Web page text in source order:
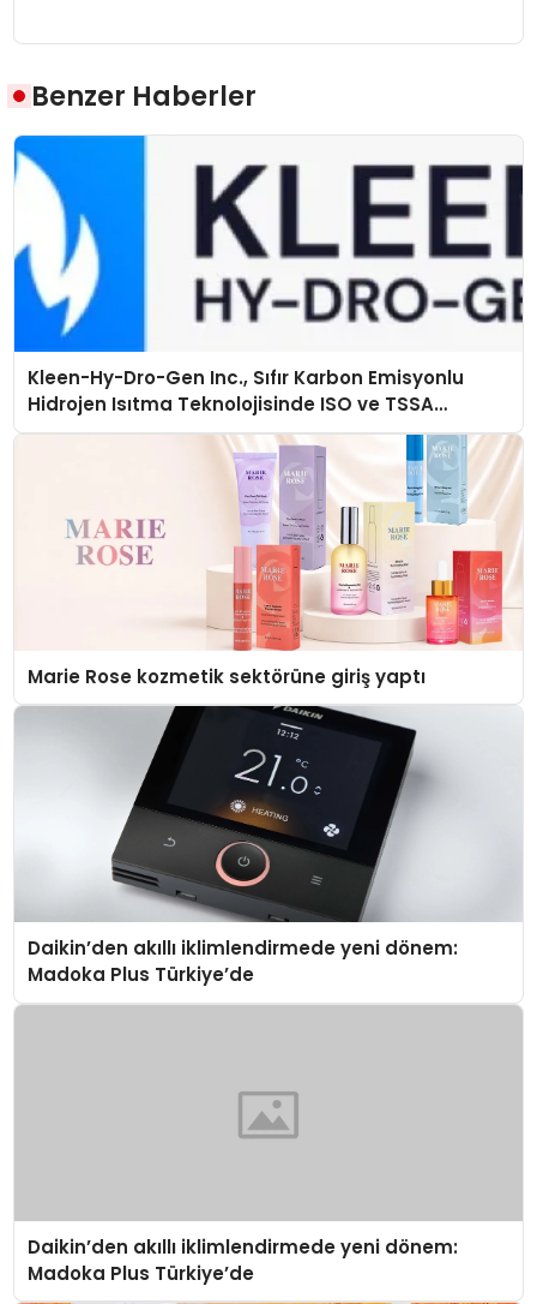
Benzer Haberler
Kleen-Hy-Dro-Gen Inc., Sıfır Karbon Emisyonlu
Hidrojen Isıtma Teknolojisinde ISO ve TSSA
Düzenleyici Onaylarını Aldı
Marie Rose kozmetik sektörüne giriş yaptı
Daikin’den akıllı iklimlendirmede yeni dönem:
Madoka Plus Türkiye’de
Daikin’den akıllı iklimlendirmede yeni dönem:
Madoka Plus Türkiye’de